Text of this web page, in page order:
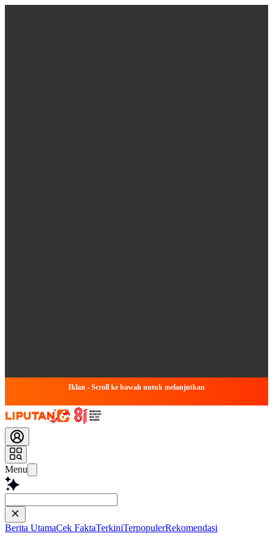
Iklan - Scroll ke bawah untuk melanjutkan
Menu
Baca lebih c
Berita UtamaCek FaktaTerkiniTerpopulerRekomendasi